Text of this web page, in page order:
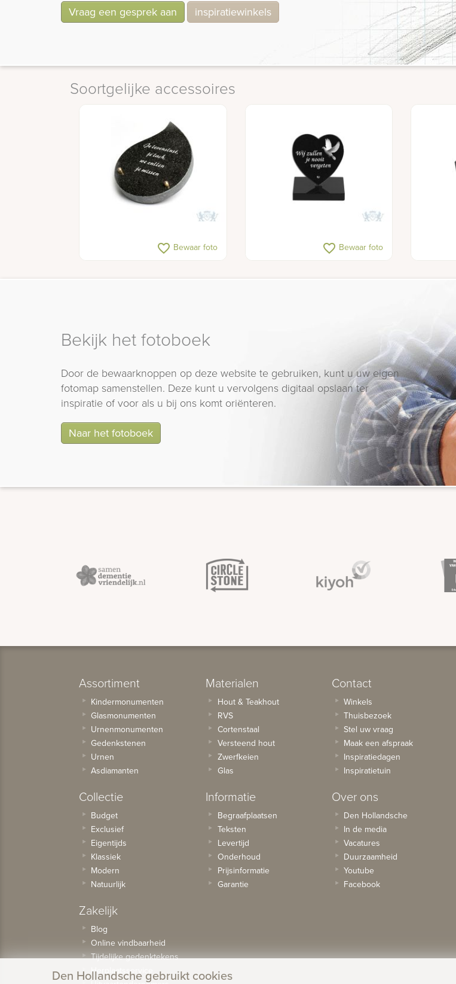
Vraag een gesprek aan inspiratiewinkels
Soortgelijke accessoires
favorite_border Bewaar foto favorite_border Bewaar foto
Bekijk het fotoboek
Door de bewaarknoppen op deze website te gebruiken, kunt u uw eigen
fotomap samenstellen. Deze kunt u vervolgens digitaal opslaan ter
inspiratie of voor als u bij ons komt oriënteren.
Naar het fotoboek
Assortiment
Kindermonumenten
Glasmonumenten
Urnenmonumenten
Gedenkstenen
Urnen
Asdiamanten
Collectie
Budget
Exclusief
Eigentijds
Klassiek
Modern
Natuurlijk
Zakelijk
Blog
Online vindbaarheid
Tijdelijke gedenktekens
Herplaatsservice
Materialen
Hout & Teakhout
RVS
Cortenstaal
Versteend hout
Zwerfkeien
Glas
Informatie
Begraafplaatsen
Teksten
Levertijd
Onderhoud
Prijsinformatie
Garantie
Contact
Winkels
Thuisbezoek
Stel uw vraag
Maak een afspraak
Inspiratiedagen
Inspiratietuin
Over ons
Den Hollandsche
In de media
Vacatures
Duurzaamheid
Youtube
Facebook
Den Hollandsche gebruikt cookies